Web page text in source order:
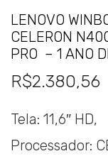
LENOVO
CELERON
PRO – 1 ANO
R$2.380,56
Tela: 11,6″ HD,
Processador: